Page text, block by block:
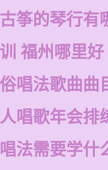
筝的琴行有
福州哪里好
唱法歌曲曲
唱歌年会排
法需要学什